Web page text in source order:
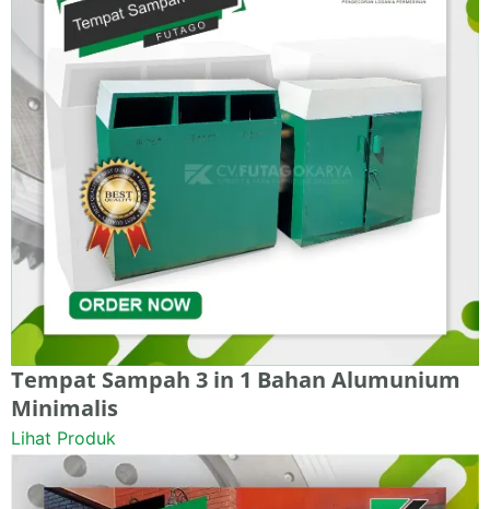
Tempat Sampah 3 in 1 Bahan Alumunium
Minimalis
Lihat Produk